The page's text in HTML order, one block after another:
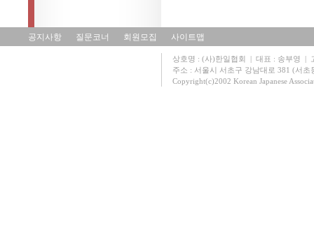
공지사항 질문코너 회원모집 사이트맵
상호명 : (사)한일협회 | 대표 : 송부영 |
주소 : 서울시 서초구 강남대로 381 (서
Copyright(c)2002 Korean Japanese